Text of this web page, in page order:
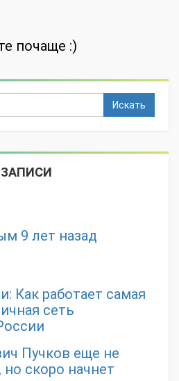
почаще :)
Искать
9 лет назад
Как работает самая
сеть
Пучков еще не
скоро начнет